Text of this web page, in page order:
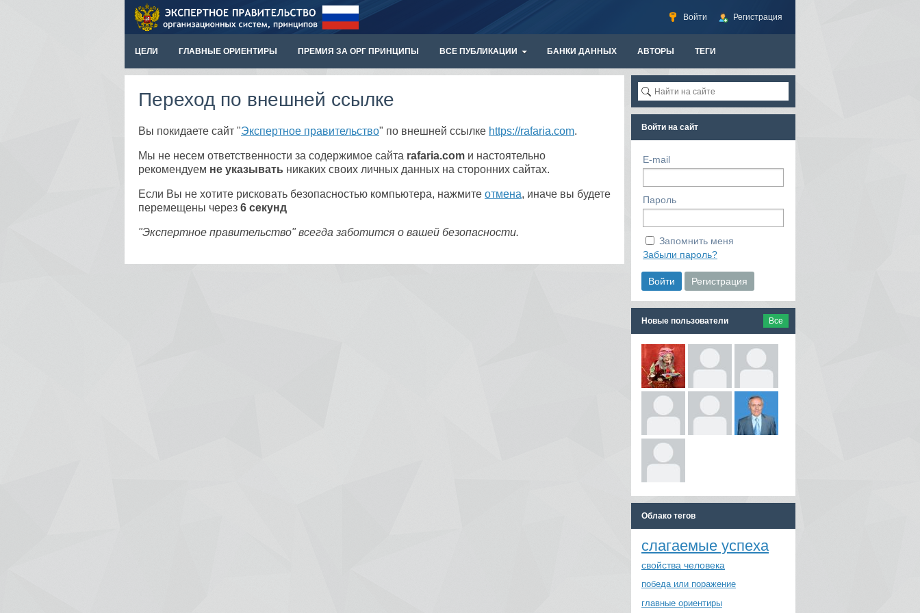
Войти Регистрация
ЦЕЛИ ГЛАВНЫЕ ОРИЕНТИРЫ ПРЕМИЯ ЗА ОРГ ПРИНЦИПЫ ВСЕ ПУБЛИКАЦИИ БАНКИ ДАННЫХ АВТОРЫ ТЕГИ
Переход по внешней ссылке
Вы покидаете сайт "Экспертное правительство" по внешней ссылке https://rafaria.com.
Мы не несем ответственности за содержимое сайта rafaria.com и настоятельно
рекомендуем не указывать никаких своих личных данных на сторонних сайтах.
Если Вы не хотите рисковать безопасностью компьютера, нажмите отмена, иначе вы будете
перемещены через 5 секунд
"Экспертное правительство" всегда заботится о вашей безопасности.
Войти на сайт
E-mail
Пароль
Запомнить меня
Забыли пароль?
Новые пользователи Все
Облако тегов
слагаемые успеха
свойства человека
победа или поражение
главные ориентиры